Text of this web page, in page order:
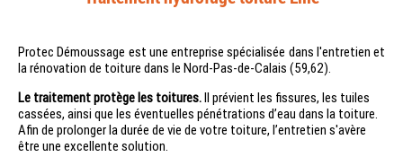
Protec Démoussage est une entreprise spécialisée dans l'entretien et
la rénovation de toiture dans le Nord-Pas-de-Calais (59,62).
Le traitement protège les toitures.Il prévient les fissures, les tuiles
cassées, ainsi que les éventuelles pénétrations d’eau dans la toiture.
Afin de prolonger la durée de vie de votre toiture, l’entretien s'avère
être une excellente solution.